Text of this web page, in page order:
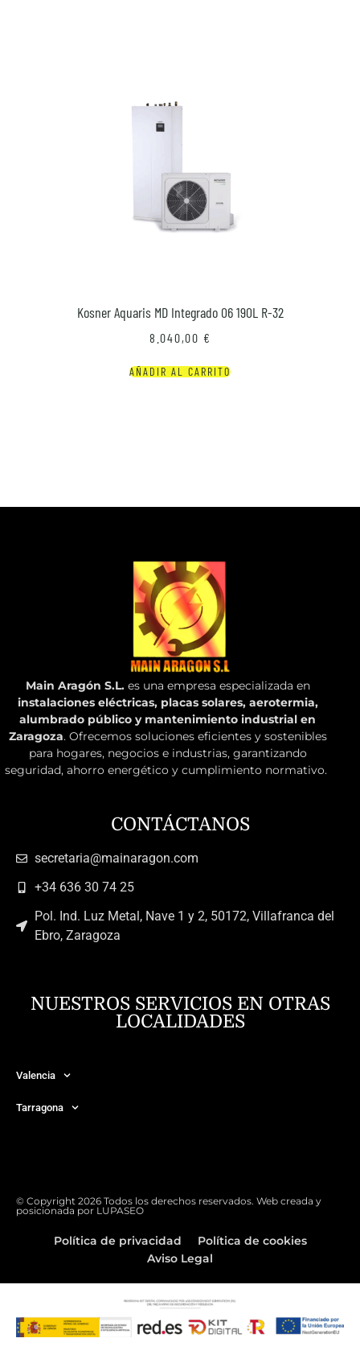
Kosner Aquaris MD Integrado 06 190L R-32
8.040,00 €
AÑADIR AL CARRITO
Main Aragón S.L.es una empresa especializada en
instalaciones eléctricas, placas solares, aerotermia,
alumbrado público y mantenimiento industrial en
Zaragoza. Ofrecemos soluciones eficientes y sostenibles
para hogares, negocios e industrias, garantizando
seguridad, ahorro energético y cumplimiento normativo.
CONTÁCTANOS
secretaria@mainaragon.com
+34 636 30 74 25
Pol. Ind. Luz Metal, Nave 1 y 2, 50172, Villafranca del
Ebro, Zaragoza
NUESTROS SERVICIOS EN OTRAS
LOCALIDADES
Valencia
Tarragona
© Copyright 2026 Todos los derechos reservados. Web creada y
posicionada por LUPASEO
Política de privacidad
Política de cookies
Aviso Legal